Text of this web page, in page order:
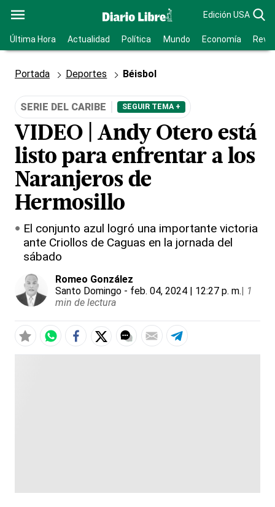
Edición USA
Última Hora Actualidad Política Mundo Economía
Portada Deportes Béisbol
SERIE DEL CARIBE SEGUIR TEMA +
VIDEO | Andy Otero está
listo para enfrentar a los
Naranjeros de
Hermosillo
El conjunto azul logró una importante victoria
ante Criollos de Caguas en la jornada del
sábado
Romeo González
Santo Domingo - feb. 04, 2024 | 12:27 p. m.| 1
min de lectura